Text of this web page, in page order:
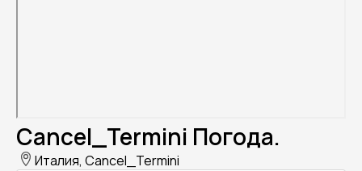
Cancel_Termini Погода.
Италия, Cancel_Termini